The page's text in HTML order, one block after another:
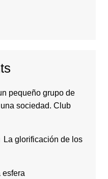
pequeño grupo de
sociedad. Club
La glorificación de los
esfera